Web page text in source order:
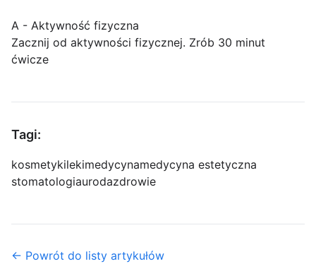
A - Aktywność fizyczna
Zacznij od aktywności fizycznej. Zrób 30 minut
ćwicze
Tagi:
kosmetykilekimedycynamedycyna estetyczna
stomatologiaurodazdrowie
← Powrót do listy artykułów